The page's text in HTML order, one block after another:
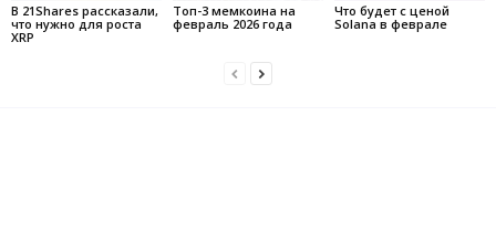
В 21Shares рассказали,
что нужно для роста
XRP
Топ-3 мемкоина на
февраль 2026 года
Что будет с ценой
Solana в феврале